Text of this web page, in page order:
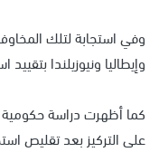
وفي استجابة لتلك
وإيطاليا ونيوزيلندا
كما أظهرت دراسة
على التركيز بعد تقليص